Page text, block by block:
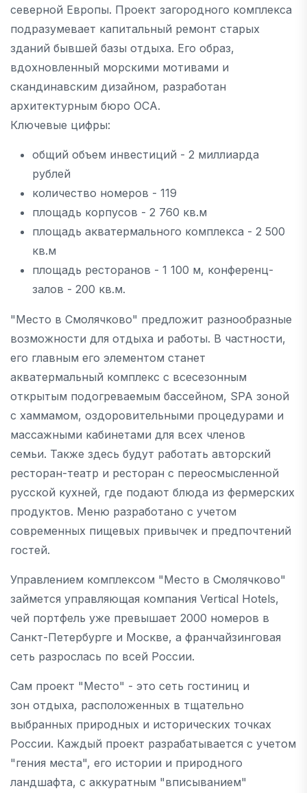
северной Европы. Проект загородного комплекса
подразумевает капитальный ремонт старых
зданий бывшей базы отдыха. Его образ,
вдохновленный морскими мотивами и
скандинавским дизайном, разработан
архитектурным бюро ОСА.
Ключевые цифры:
общий объем инвестиций - 2 миллиарда
рублей
количество номеров - 119
площадь корпусов - 2 760 кв.м
площадь акватермального комплекса - 2 500
кв.м
площадь ресторанов - 1 100 м, конференц-
залов - 200 кв.м.
"Место в Смолячково" предложит разнообразные
возможности для отдыха и работы. В частности,
его главным его элементом станет
акватермальный комплекс с всесезонным
открытым подогреваемым бассейном, SPA зоной
с хаммамом, оздоровительными процедурами и
массажными кабинетами для всех членов
семьи. Также здесь будут работать авторский
ресторан-театр и ресторан с переосмысленной
русской кухней, где подают блюда из фермерских
продуктов. Меню разработано с учетом
современных пищевых привычек и предпочтений
гостей.
Управлением комплексом "Место в Смолячково"
займется управляющая компания Vertical Hotels,
чей портфель уже превышает 2000 номеров в
Санкт-Петербурге и Москве, а франчайзинговая
сеть разрослась по всей России.
Сам проект "Место" - это сеть гостиниц и
зон отдыха, расположенных в тщательно
выбранных природных и исторических точках
России. Каждый проект разрабатывается с учетом
"гения места", его истории и природного
ландшафта, с аккуратным "вписыванием"